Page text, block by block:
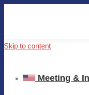
Skip to content
Meeting &